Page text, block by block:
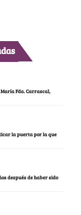
Fda. Carrascal,
la puerta por la que
después de haber sido